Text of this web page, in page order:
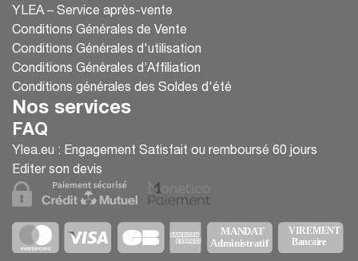
YLEA – Service après-vente
Conditions Générales de Vente
Conditions Générales d'utilisation
Conditions Générales d’Affiliation
Conditions générales des Soldes d'été
Nos services
FAQ
Ylea.eu : Engagement Satisfait ou remboursé 60 jours
Editer son devis